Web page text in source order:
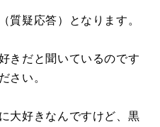
質疑応答）となります。
きだと聞いているのです
さい。
大好きなんですけど、黒